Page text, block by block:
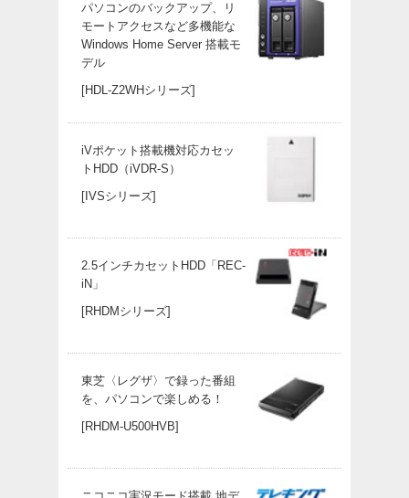
パソコンのバックアップ、リ
モートアクセスなど多機能な
Windows Home Server 搭載モ
デル
[HDL-Z2WHシリーズ]
iVポケット搭載機対応カセッ
トHDD（iVDR-S）
[IVSシリーズ]
2.5インチカセットHDD「REC-
iN」
[RHDMシリーズ]
東芝〈レグザ〉で録った番組
を、パソコンで楽しめる！
[RHDM-U500HVB]